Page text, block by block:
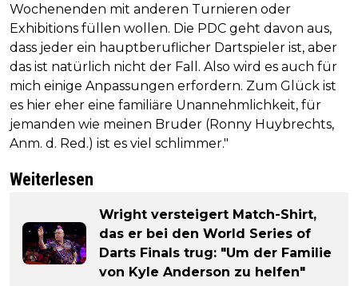
Wochenenden mit anderen Turnieren oder
Exhibitions füllen wollen. Die PDC geht davon aus,
dass jeder ein hauptberuflicher Dartspieler ist, aber
das ist natürlich nicht der Fall. Also wird es auch für
mich einige Anpassungen erfordern. Zum Glück ist
es hier eher eine familiäre Unannehmlichkeit, für
jemanden wie meinen Bruder (Ronny Huybrechts,
Anm. d. Red.) ist es viel schlimmer."
Weiterlesen
Wright versteigert Match-Shirt,
das er bei den World Series of
Darts Finals trug: "Um der Familie
von Kyle Anderson zu helfen"